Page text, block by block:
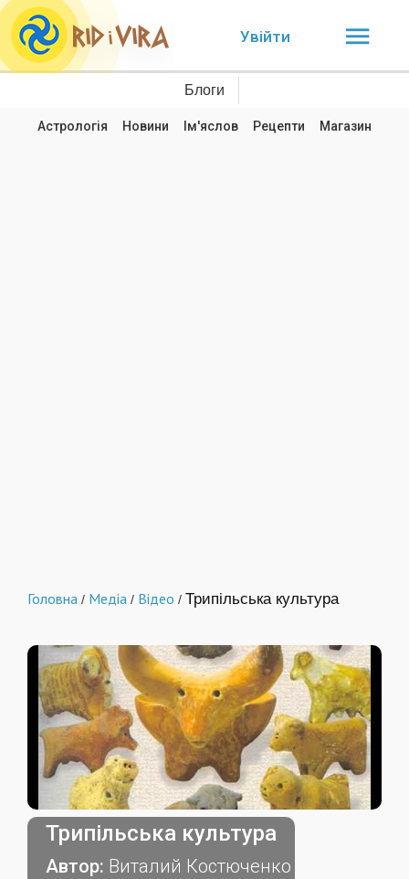
Увійти
Блоги
Астрологія Новини Ім'яслов Рецепти Магазин
Головна / Медіа / Відео / Трипільська культура
Трипільська культура
Автор: Виталий Костюченко